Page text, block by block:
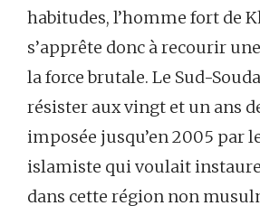
habitudes, l’homme fort de
s’apprête donc à recourir
la force brutale. Le Sud-
résister aux vingt et un ans
imposée jusqu’en 2005 par
islamiste qui voulait
dans cette région non